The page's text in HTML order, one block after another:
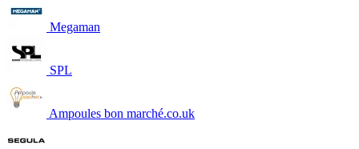
Megaman
SPL
Ampoules bon marché.co.uk